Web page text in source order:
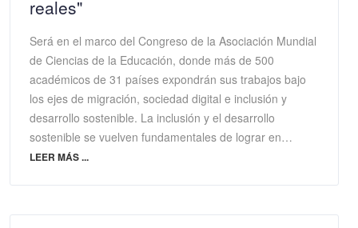
reales"
Será en el marco del Congreso de la Asociación Mundial
de Ciencias de la Educación, donde más de 500
académicos de 31 países expondrán sus trabajos bajo
los ejes de migración, sociedad digital e inclusión y
desarrollo sostenible. La inclusión y el desarrollo
sostenible se vuelven fundamentales de lograr en…
LEER MÁS ...